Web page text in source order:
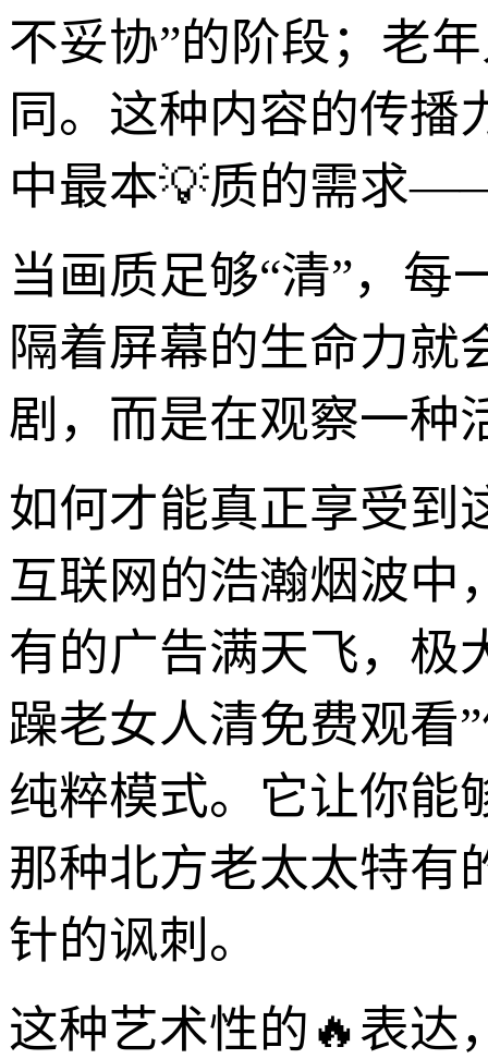
不妥协”的阶段；老
同。这种内容的传播
中最本💡质的需求
当画质足够“清”，每
隔着屏幕的生命力就
剧，而是在观察一种
如何才能真正享受到
互联网的浩瀚烟波中
有的广告满天飞，极
躁老女人清免费观看
纯粹模式。它让你能
那种北方老太太特有
针的讽刺。
这种艺术性的🔥表达